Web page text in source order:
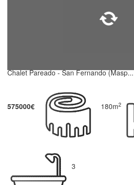
Chalet Pareado - San Fernando (Masp...
575000€ 180m2
3